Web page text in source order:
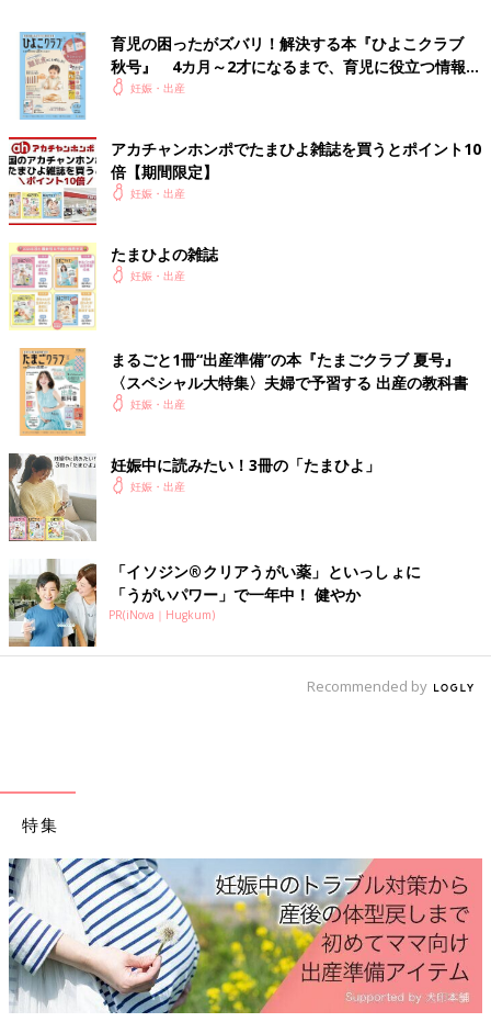
できる産科医療機関等まで約60分以上の移動時間がかかる妊婦。
または医学的な理由で、周産期母子医療センターで妊婦健診を受
診する必要があり、約60分以上の移動時間がかかる妊婦。
妊婦健診を受診することができるが分娩ができない産科医療機関
等が約60分以内にある妊婦で、
ろ）から分娩予定施設に切り替えて妊婦健診を受診する妊婦のう
ち、最寄りの分娩可能な産科医療機関まで約60分以上の移動を要
する妊婦。
【助成される金額は？】
受診のための移動にかかった交通費の額（実費を上限とする）８
割を助成
【申請・問い合わせ先は？】
住んでいる市区町村の役所の担当窓口
ほかにもこんな支援が①妊婦のための支援給付（子
ども・子育て支援法）：妊娠時と出産後に交付金と
してそれぞれ現金5万円、計10万円の経済支援
妊娠期からの切れ目ない支援を！ということで、子ども・子育て
支援法に“妊婦のための支援給付”が創設され、2025年4月からス
タートすることになりました。
妊娠・出産後の経済支援については、自治体によって独自でさら
に手厚くサポートしてくれるところもあるので、要チェック！
医師が「
た人。
【助成される金額は？】
5 万円
【申請・問い合わせ先は？】
住んでいる市区町村の役所の担当窓口
出産後の交付金
育児の困ったがズバリ！解決する本『ひよこクラブ
秋号』 4カ月～2才になるまで、育児に役立つ情報が
いっぱい！
妊娠・出産
アカチャンホンポでたまひよ雑誌を買うとポイント10
倍【期間限定】
妊娠・出産
たまひよの雑誌
妊娠・出産
まるごと1冊“出産準備”の本『たまごクラブ 夏号』
〈スペシャル大特集〉夫婦で予習する 出産の教科書
妊娠・出産
妊娠中に読みたい！3冊の「たまひよ」
妊娠・出産
「イソジン®クリアうがい薬」といっしょに
「うがいパワー」で一年中！ 健やか
PR(iNova｜Hugkum)
Recommended by
特集